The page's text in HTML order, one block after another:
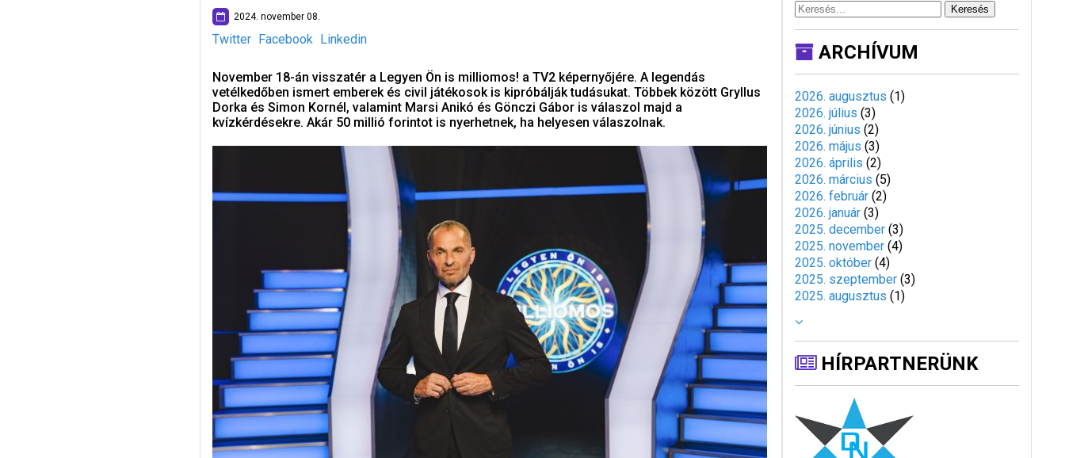
2024. november 08.
Twitter Facebook Linkedin
November 18-án visszatér a Legyen Ön is milliomos! a TV2 képernyőjére. A legendás
vetélkedőben ismert emberek és civil játékosok is kipróbálják tudásukat. Többek között Gryllus
Dorka és Simon Kornél, valamint Marsi Anikó és Gönczi Gábor is válaszol majd a
kvízkérdésekre. Akár 50 millió forintot is nyerhetnek, ha helyesen válaszolnak.
Keresés
ARCHÍVUM
2026. augusztus (1)
2026. július (3)
2026. június (2)
2026. május (3)
2026. április (2)
2026. március (5)
2026. február (2)
2026. január (3)
2025. december (3)
2025. november (4)
2025. október (4)
2025. szeptember (3)
2025. augusztus (1)
HÍRPARTNERÜNK